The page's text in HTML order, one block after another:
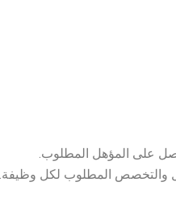
على المؤهل المطلوب.
والتخصص المطلوب لكل وظيفة.